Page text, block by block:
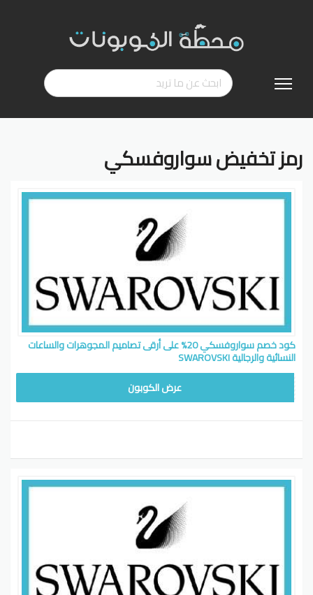
إلى
رمز تخفيض سواروفسكي
كود خصم سواروفسكي 20% على أرقى تصاميم المجوهرات والساعات
النسائية والرجالية SWAROVSKI
عرض الكوبون